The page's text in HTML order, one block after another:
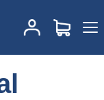
l’IFIP
Bien-être